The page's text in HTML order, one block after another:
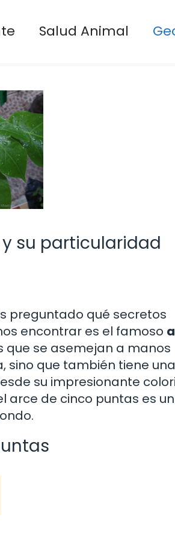
Salud Animal
su particularidad
preguntado qué secretos
encontrar es el famoso
que se asemejan a manos
sino que también tiene
su impresionante
arce de cinco puntas es un